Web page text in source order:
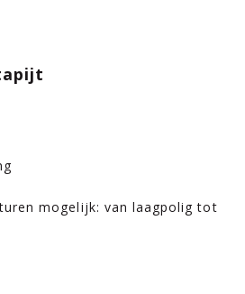
mogelijk: van laagpolig tot